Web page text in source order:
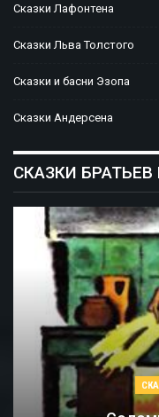
Сказки Лафонтена
Сказки Льва Толстого
Сказки и басни Эзопа
Сказки Андерсена
СКАЗКИ